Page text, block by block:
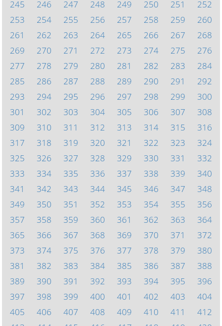
245
246 247 248 249 250 251
252
253
254 255 256 257 258 259
260
261
262 263 264 265 266 267
268
269
270 271 272 273 274 275
276
277
278 279 280 281 282 283
284
285
286 287 288 289 290 291
292
293
294 295 296 297 298 299
300
301
302 303 304 305 306 307
308
309
310 311 312 313 314 315
316
317
318 319 320 321 322 323
324
325
326 327 328 329 330 331
332
333
334 335 336 337 338 339
340
341
342 343 344 345 346 347
348
349
350 351 352 353 354 355
356
357
358 359 360 361 362 363
364
365
366 367 368 369 370 371
372
373
374 375 376 377 378 379
380
381
382 383 384 385 386 387
388
389
390 391 392 393 394 395
396
397
398 399 400 401 402 403
404
405
406 407 408 409 410 411
412